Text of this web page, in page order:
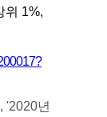
위 1%,
'2020년